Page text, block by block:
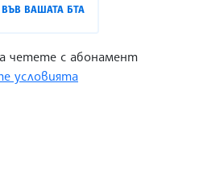
ВЪВ ВАШАТА БТА
четете с абонамент
условията